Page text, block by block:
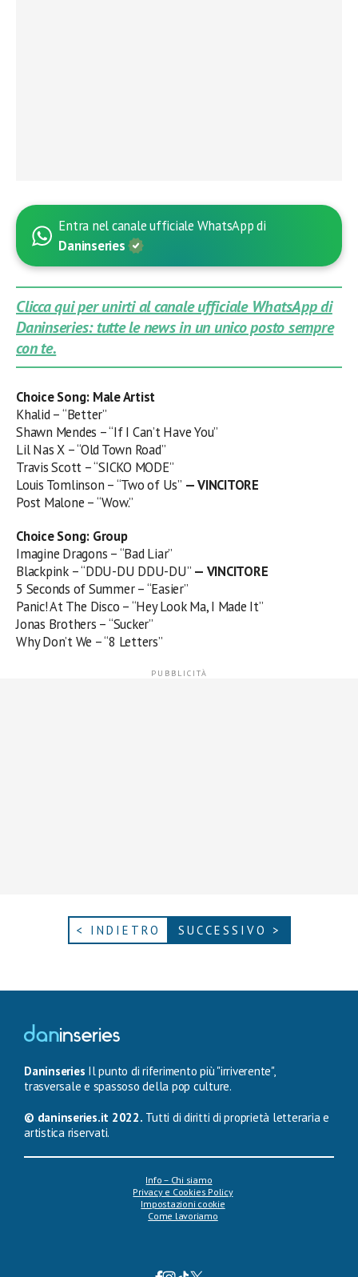
Entra nel canale ufficiale WhatsApp di
Daninseries
Clicca qui per unirti al canale ufficiale WhatsApp di
Daninseries: tutte le news in un unico posto sempre
con te.
Choice Song: Male Artist
Khalid – “Better”
Shawn Mendes – “If I Can’t Have You”
Lil Nas X – “Old Town Road”
Travis Scott – “SICKO MODE”
Louis Tomlinson – “Two of Us” — VINCITORE
Post Malone – “Wow.”
Choice Song: Group
Imagine Dragons – “Bad Liar”
Blackpink – “DDU-DU DDU-DU” — VINCITORE
5 Seconds of Summer – “Easier”
Panic! At The Disco – “Hey Look Ma, I Made It”
Jonas Brothers – “Sucker”
Why Don’t We – “8 Letters”
< INDIETRO SUCCESSIVO >
Daninseries Il punto di riferimento più "irriverente",
trasversale e spassoso della pop culture.
© daninseries.it 2022. Tutti di diritti di proprietà letteraria e
artistica riservati.
Info – Chi siamo
Privacy e Cookies Policy
Impostazioni cookie
Come lavoriamo